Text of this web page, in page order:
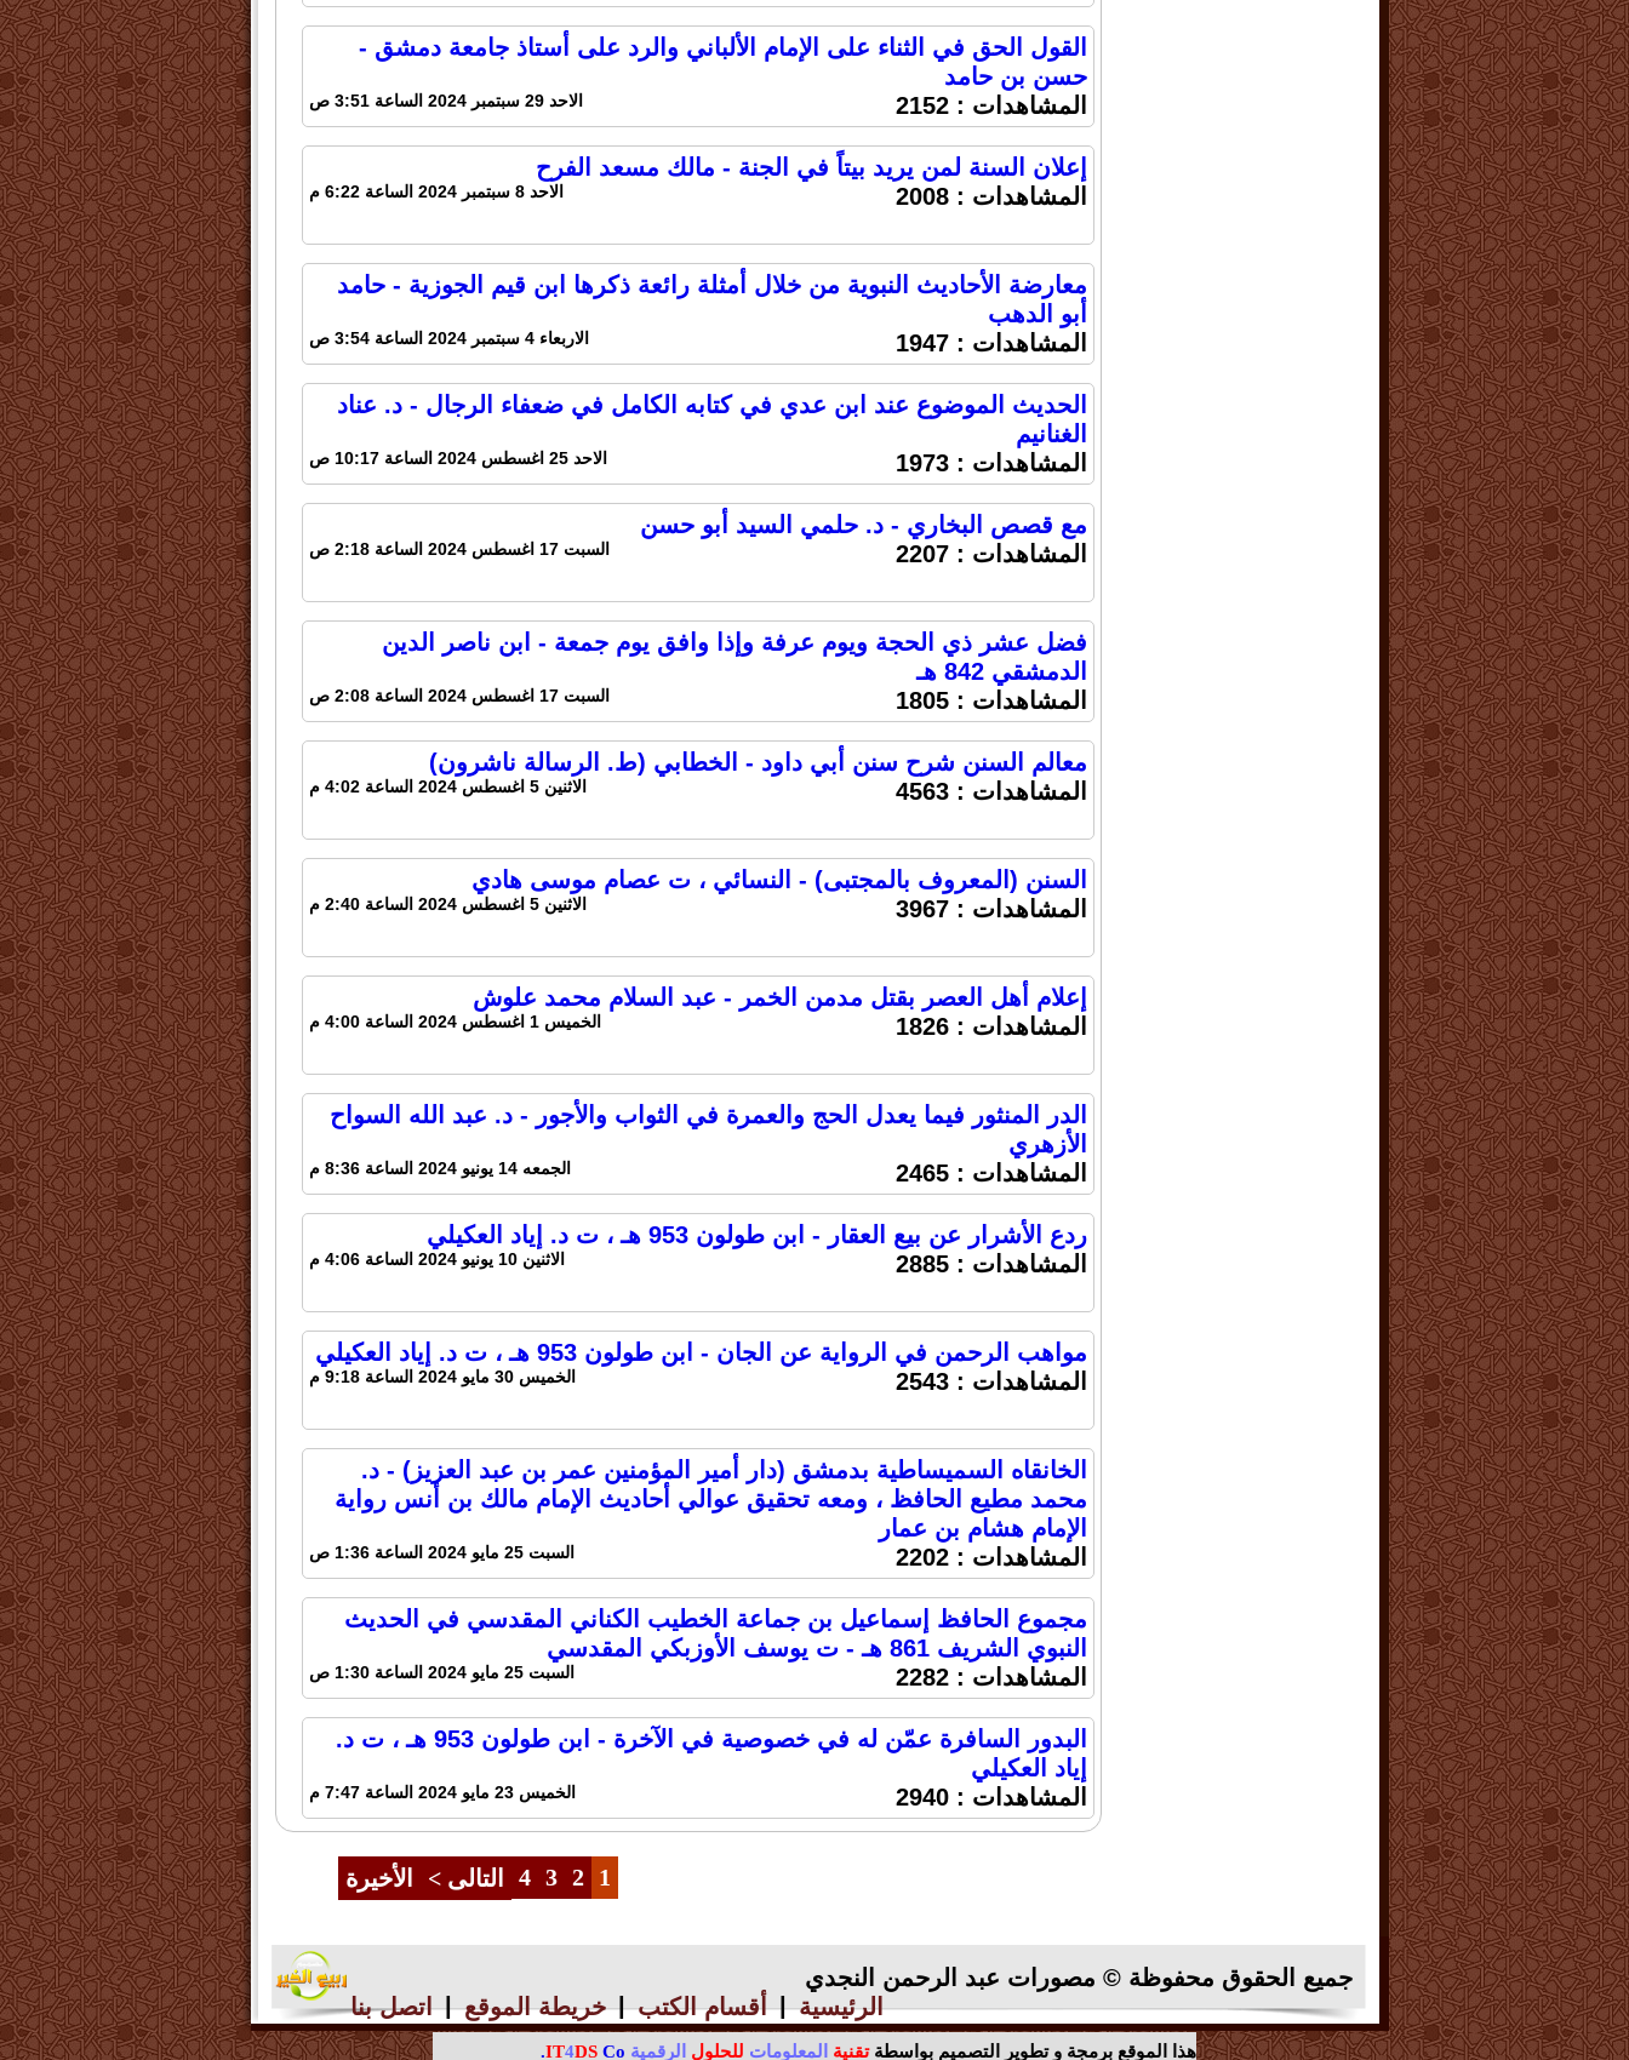
القول الحق في الثناء على الإمام الألباني والرد على أستاذ جامعة دمشق -
حسن بن حامد
المشاهدات :2152 الاحد 29 سبتمبر 2024 الساعة 3:51 ص
إعلان السنة لمن يريد بيتاً في الجنة - مالك مسعد الفرح
المشاهدات :2008 الاحد 8 سبتمبر 2024 الساعة 6:22 م
معارضة الأحاديث النبوية من خلال أمثلة رائعة ذكرها ابن قيم الجوزية - حامد
أبو الدهب
المشاهدات :1947 الاربعاء 4 سبتمبر 2024 الساعة 3:54 ص
الحديث الموضوع عند ابن عدي في كتابه الكامل في ضعفاء الرجال - د. عناد
الغنانيم
المشاهدات :1973 الاحد 25 اغسطس 2024 الساعة 10:17 ص
مع قصص البخاري - د. حلمي السيد أبو حسن
المشاهدات :2207 السبت 17 اغسطس 2024 الساعة 2:18 ص
فضل عشر ذي الحجة ويوم عرفة وإذا وافق يوم جمعة - ابن ناصر الدين
الدمشقي 842 هـ
المشاهدات :1805 السبت 17 اغسطس 2024 الساعة 2:08 ص
معالم السنن شرح سنن أبي داود - الخطابي (ط. الرسالة ناشرون)
المشاهدات :4563 الاثنين 5 اغسطس 2024 الساعة 4:02 م
السنن (المعروف بالمجتبى) - النسائي ، ت عصام موسى هادي
المشاهدات :3967 الاثنين 5 اغسطس 2024 الساعة 2:40 م
إعلام أهل العصر بقتل مدمن الخمر - عبد السلام محمد علوش
المشاهدات :1826 الخميس 1 اغسطس 2024 الساعة 4:00 م
الدر المنثور فيما يعدل الحج والعمرة في الثواب والأجور - د. عبد الله السواح
الأزهري
المشاهدات :2465 الجمعه 14 يونيو 2024 الساعة 8:36 م
ردع الأشرار عن بيع العقار - ابن طولون 953 هـ ، ت د. إياد العكيلي
المشاهدات :2885 الاثنين 10 يونيو 2024 الساعة 4:06 م
مواهب الرحمن في الرواية عن الجان - ابن طولون 953 هـ ، ت د. إياد العكيلي
المشاهدات :2543 الخميس 30 مايو 2024 الساعة 9:18 م
الخانقاه السميساطية بدمشق (دار أمير المؤمنين عمر بن عبد العزيز) - د.
محمد مطيع الحافظ ، ومعه تحقيق عوالي أحاديث الإمام مالك بن أنس رواية
الإمام هشام بن عمار
المشاهدات :2202 السبت 25 مايو 2024 الساعة 1:36 ص
مجموع الحافظ إسماعيل بن جماعة الخطيب الكناني المقدسي في الحديث
النبوي الشريف 861 هـ - ت يوسف الأوزبكي المقدسي
المشاهدات :2282 السبت 25 مايو 2024 الساعة 1:30 ص
البدور السافرة عمّن له في خصوصية في الآخرة - ابن طولون 953 هـ ، ت د.
إياد العكيلي
المشاهدات :2940 الخميس 23 مايو 2024 الساعة 7:47 م
1
2
3
4 التالى > الأخيرة
جميع الحقوق محفوظة © مصورات عبد الرحمن النجدي
الرئيسية | أقسام الكتب | خريطة الموقع | اتصل بنا
هذا الموقع برمجة و تطوير التصميم بواسطةتقنية المعلومات للحلول الرقمية IT4DS Co.